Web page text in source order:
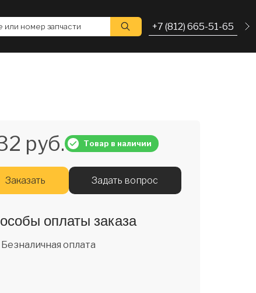
или номер запчасти +7 (812) 665-51-65
руб. Товар в наличии
Заказать Задать вопрос
оплаты заказа
Безналичная оплата